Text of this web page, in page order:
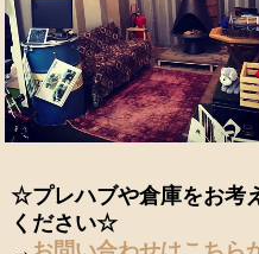
☆プレハブや倉庫をお考
ください☆